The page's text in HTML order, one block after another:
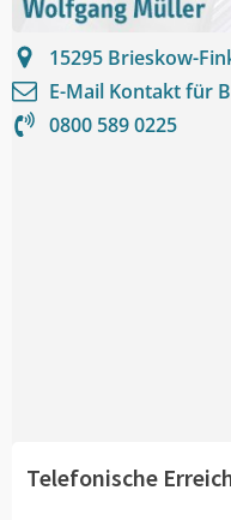
15295 Brieskow-
E-Mail Kontakt für
0800 589 0225
Telefonische